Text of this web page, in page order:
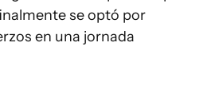
se optó por
en una jornada